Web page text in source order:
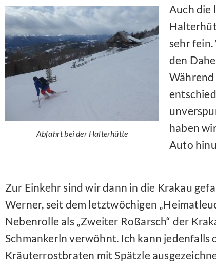
Abfahrt bei der Halterhütte
Auch die
sehr
den
Während
haben
Auto
Zur Einkehr sind wir dann in die Krakau
Werner, seit dem letztwöchigen
Nebenrolle als „Zweiter Roßarsch“ der
Schmankerln verwöhnt. Ich kann jedenfalls
Kräuterrostbraten mit Spätzle